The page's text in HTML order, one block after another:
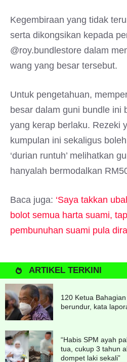
Kegembiraan yang tidak
serta dikongsikan kepada
@roy.bundlestore dalam
wang yang besar tersebut.
Untuk pengetahuan,
besar dalam guni bundle ini
yang kerap berlaku. Rezeki
kumpulan ini sekaligus
‘durian runtuh’ melihatkan
hanyalah bermodalkan
Baca juga: ‘Saya takkan
bolot semua harta suami,
pembunuhan suami pula
ARTIKEL TERKINI
120 Ketua
berundur, kata
“Habis SPM ayah
tua, cukup 3 tahun
dompet laki sekali”